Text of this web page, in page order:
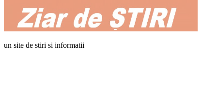
un site de stiri si informatii